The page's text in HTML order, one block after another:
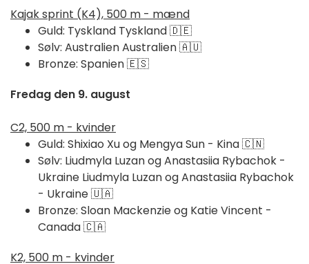
Kajak sprint (K4), 500 m - mænd
Guld: Tyskland Tyskland 🇩🇪
Sølv: Australien Australien 🇦🇺
Bronze: Spanien 🇪🇸
Fredag den 9. august
C2, 500 m - kvinder
Guld: Shixiao Xu og Mengya Sun - Kina 🇨🇳
Sølv: Liudmyla Luzan og Anastasiia Rybachok -
Ukraine Liudmyla Luzan og Anastasiia Rybachok
- Ukraine 🇺🇦
Bronze: Sloan Mackenzie og Katie Vincent -
Canada 🇨🇦
K2, 500 m - kvinder